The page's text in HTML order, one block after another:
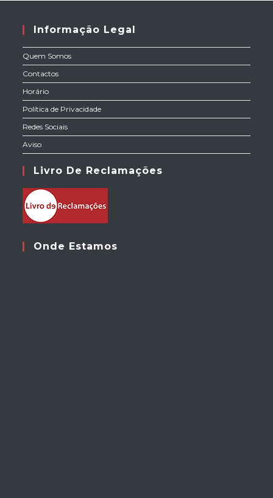
Informação Legal
Quem Somos
Contactos
Horário
Política de Privacidade
Redes Sociais
Aviso
Livro De Reclamações
Onde Estamos